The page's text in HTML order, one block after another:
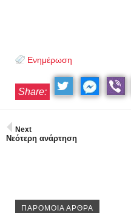
Ενημέρωση
Share:
Next
Νεότερη ανάρτηση
ΠΑΡΟΜΟΙΑ ΑΡΘΡΑ